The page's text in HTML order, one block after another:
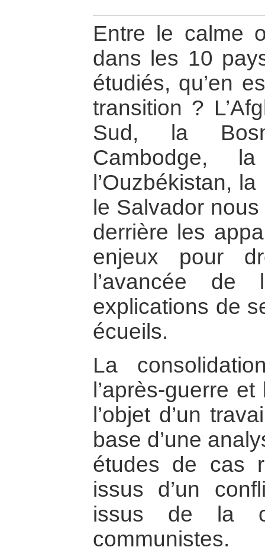
Entre le calme
dans les 10
étudiés, qu’en
transition ?
Sud, la
Cambodge,
l’Ouzbékistan,
le Salvador
derrière les
enjeux pour
l’avancée de
explications de
écueils.
La
l’après-guerre
l’objet d’un
base d’une
études de cas
issus d’un
issus de la
communistes.